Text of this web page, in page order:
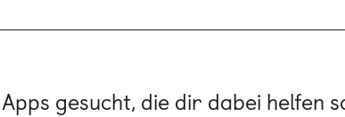
gesucht, die dir dabei helfen